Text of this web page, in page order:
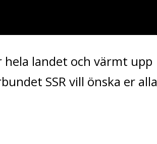
landet och värmt upp
SSR vill önska er alla